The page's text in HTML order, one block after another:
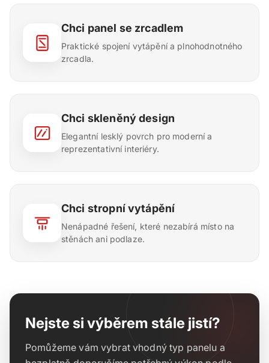
Chci panel se zrcadlem
Praktické spojení vytápění a plnohodnotného
zrcadla.
Chci skleněný design
Elegantní lesklý povrch pro moderní a
reprezentativní interiéry.
Chci stropní vytápění
Nenápadné řešení, které nezabírá místo na
stěnách ani podlaze.
Nejste si výběrem stále jistí?
Pomůžeme vám vybrat vhodný typ panelu a